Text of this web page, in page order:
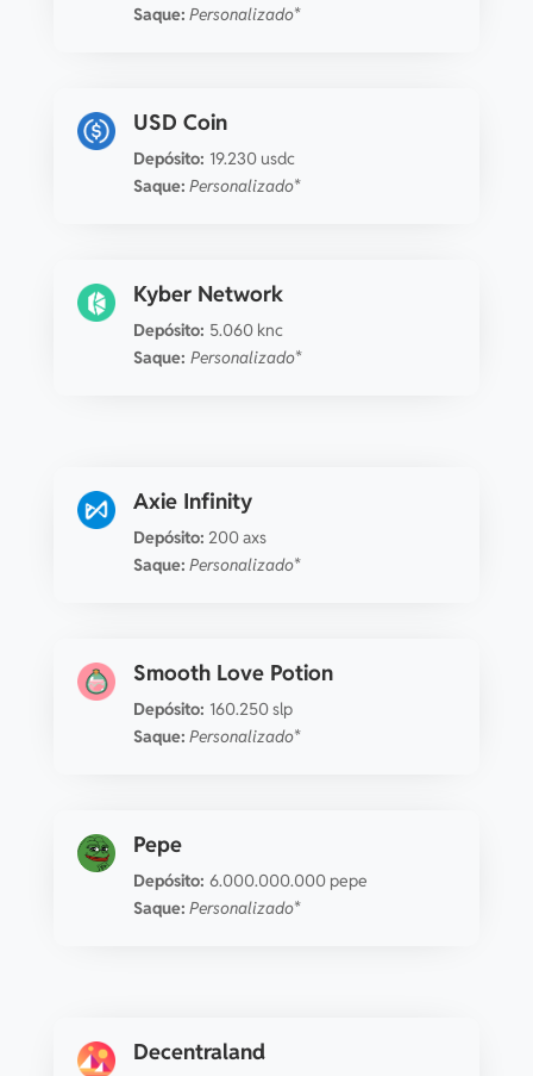
Saque: Personalizado*
USD Coin
Depósito: 19.230 usdc
Saque: Personalizado*
Kyber Network
Depósito: 5.060 knc
Saque: Personalizado*
Axie Infinity
Depósito: 200 axs
Saque: Personalizado*
Smooth Love Potion
Depósito: 160.250 slp
Saque: Personalizado*
Pepe
Depósito: 6.000.000.000 pepe
Saque: Personalizado*
Decentraland